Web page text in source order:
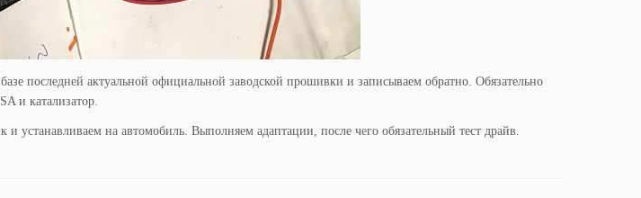
последней актуальной официальной заводской прошивки и записываем обратно. Обязательно
и катализатор.
устанавливаем на автомобиль. Выполняем адаптации, после чего обязательный тест драйв.